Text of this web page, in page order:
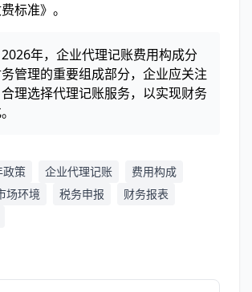
标准》。
2026年，企业代理记账费用构成分
管理的重要组成部分，企业应关注
理选择代理记账服务，以实现财务
政策 企业代理记账
费用构成
场环境 税务申报
财务报表